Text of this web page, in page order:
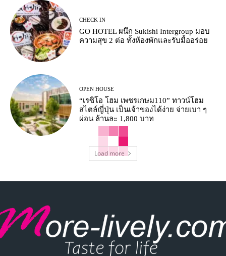
CHECK IN
GO HOTEL ผนึก Sukishi Intergroup มอบ
ความสุข 2 ต่อ ทั้งห้องพักและรับมื้ออร่อย
OPEN HOUSE
“เรซิโอ โฮม เพชรเกษม110” ทาวน์โฮม
สไตล์ญี่ปุ่น เป็นเจ้าของได้ง่าย จ่ายเบา ๆ
ผ่อน ล้านละ 1,800 บาท
Load more